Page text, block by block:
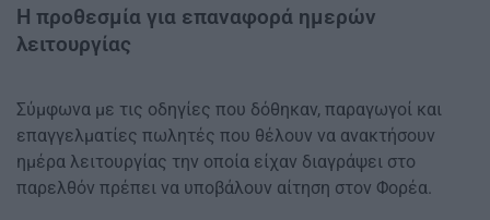
Η προθεσμία για επαναφορά ημερών
λειτουργίας
Σύμφωνα με τις οδηγίες που δόθηκαν, παραγωγοί και
επαγγελματίες πωλητές που θέλουν να ανακτήσουν
ημέρα λειτουργίας την οποία είχαν διαγράψει στο
παρελθόν πρέπει να υποβάλουν αίτηση στον Φορέα.